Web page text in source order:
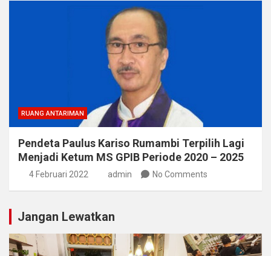
RUANG ANTARIMAN
Pendeta Paulus Kariso Rumambi Terpilih Lagi
Menjadi Ketum MS GPIB Periode 2020 – 2025
4 Februari 2022 admin No Comments
Jangan Lewatkan